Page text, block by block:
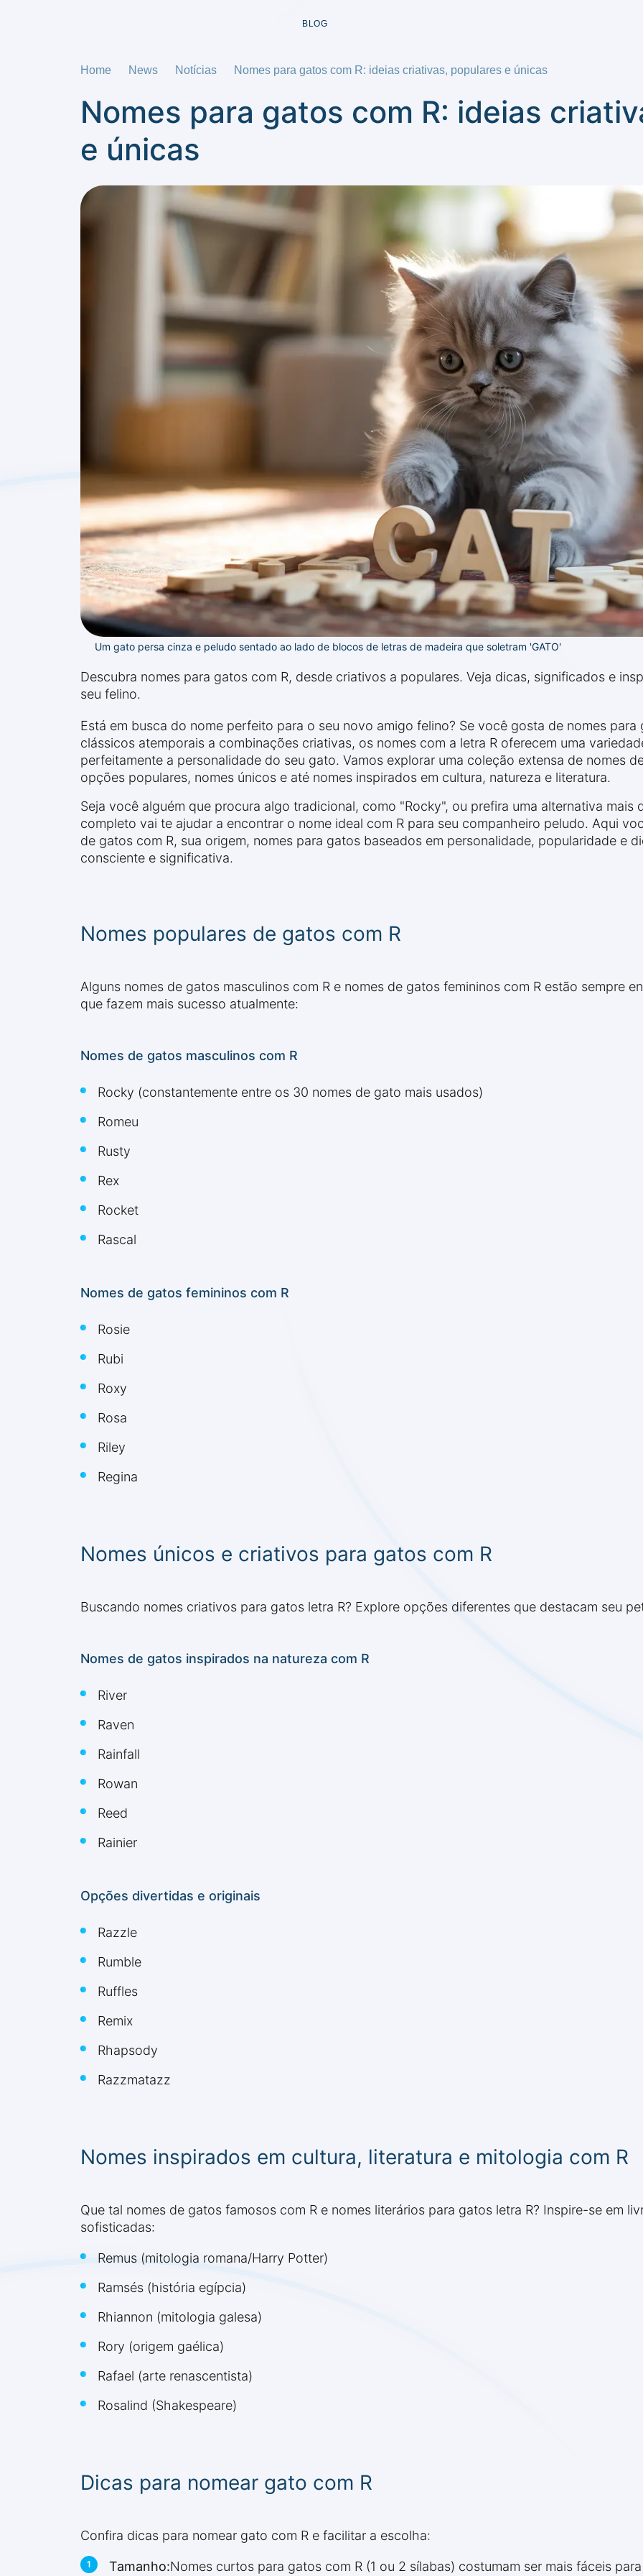
BLOG
Home News Notícias Nomes para gatos com R: ideias criativas, populares e únicas
Nomes para gatos com R: ideias
e únicas
Um gato persa cinza e peludo sentado ao lado de blocos de letras de madeira que soletram 'GATO'
Descubra nomes para gatos com R, desde criativos a populares. Veja dicas, significados e
seu felino.
Está em busca do nome perfeito para o seu novo amigo felino? Se você gosta de nomes
clássicos atemporais a combinações criativas, os nomes com a letra R oferecem uma
perfeitamente a personalidade do seu gato. Vamos explorar uma coleção extensa de nomes
opções populares, nomes únicos e até nomes inspirados em cultura, natureza e literatura.
Seja você alguém que procura algo tradicional, como "Rocky", ou prefira uma alternativa mais
completo vai te ajudar a encontrar o nome ideal com R para seu companheiro peludo. Aqui
de gatos com R, sua origem, nomes para gatos baseados em personalidade, popularidade e
consciente e significativa.
Nomes populares de gatos com R
Alguns nomes de gatos masculinos com R e nomes de gatos femininos com R estão sempre
que fazem mais sucesso atualmente:
Nomes de gatos masculinos com R
Rocky (constantemente entre os 30 nomes de gato mais usados)
Romeu
Rusty
Rex
Rocket
Rascal
Nomes de gatos femininos com R
Rosie
Rubi
Roxy
Rosa
Riley
Regina
Nomes únicos e criativos para gatos com R
Buscando nomes criativos para gatos letra R? Explore opções diferentes que destacam seu
Nomes de gatos inspirados na natureza com R
River
Raven
Rainfall
Rowan
Reed
Rainier
Opções divertidas e originais
Razzle
Rumble
Ruffles
Remix
Rhapsody
Razzmatazz
Nomes inspirados em cultura, literatura e mitologia com R
Que tal nomes de gatos famosos com R e nomes literários para gatos letra R? Inspire-se em
sofisticadas:
Remus (mitologia romana/Harry Potter)
Ramsés (história egípcia)
Rhiannon (mitologia galesa)
Rory (origem gaélica)
Rafael (arte renascentista)
Rosalind (Shakespeare)
Dicas para nomear gato com R
Confira dicas para nomear gato com R e facilitar a escolha:
Tamanho:Nomes curtos para gatos com R (1 ou 2 sílabas) costumam ser mais fáceis